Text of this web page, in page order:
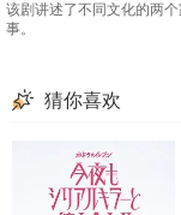
第53集
第61集
第65集
第69集
该剧讲述了不同文化的两
事。
猜你喜欢